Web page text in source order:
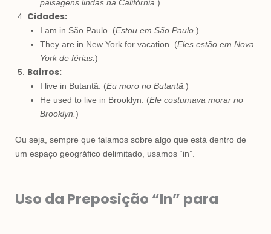
paisagens lindas na Califórnia. )
Cidades:
I am in São Paulo. (Estou em São Paulo. )
They are in New York for vacation. (Eles estão em Nova
York de férias. )
Bairros:
I live in Butantã. (Eu moro no Butantã. )
He used to live in Brooklyn. (Ele costumava morar no
Brooklyn. )
Ou seja, sempre que falamos sobre algo que está dentro de
um espaço geográfico delimitado, usamos “in”.
Uso da Preposição “In” para